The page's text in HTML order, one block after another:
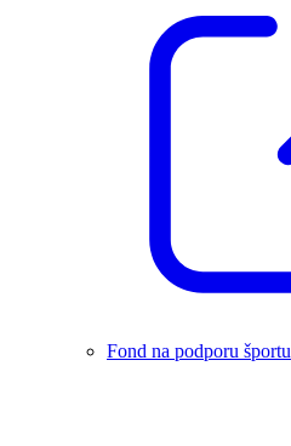
Fond na podporu športu